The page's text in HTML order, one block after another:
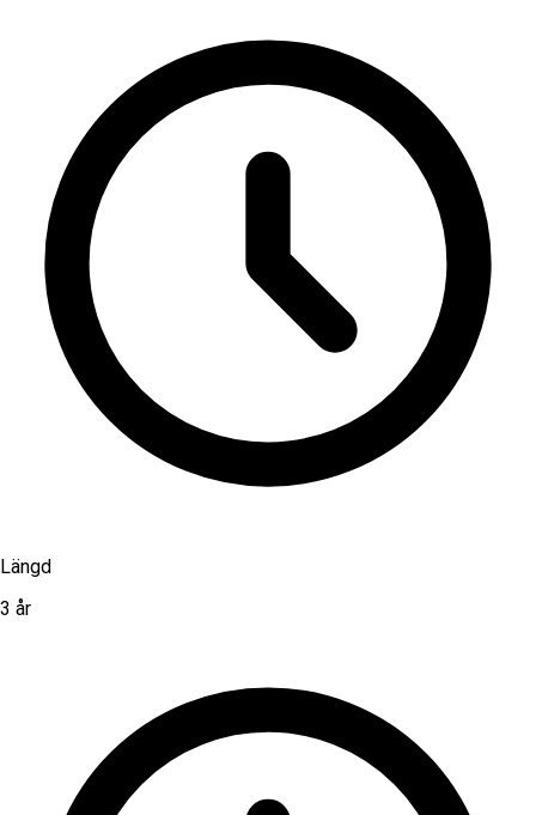
Längd
3 år